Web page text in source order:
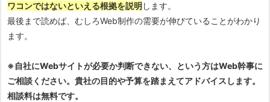
ワコンではないといえる根拠を説明 します。
最後まで読めば、むしろWeb制作の需要が伸びていることがわかり
ます。
※自社にWebサイトが必要か判断できない、という方はWeb幹事に
ご相談ください。貴社の目的や予算を踏まえてアドバイスします。
相談料は無料です。